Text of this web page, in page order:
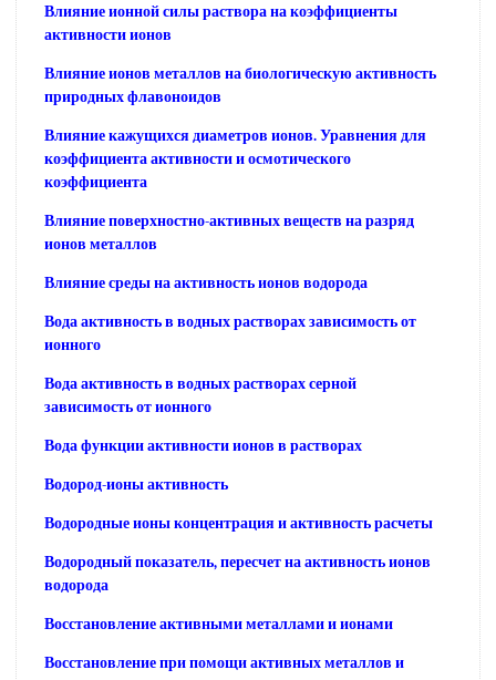
Влияние ионной силы раствора на коэффициенты
активности ионов
Влияние ионов металлов на биологическую активность
природных флавоноидов
Влияние кажущихся диаметров ионов. Уравнения для
коэффициента активности и осмотического
коэффициента
Влияние поверхностно-активных веществ на разряд
ионов металлов
Влияние среды на активность ионов водорода
Вода активность в водных растворах зависимость от
ионного
Вода активность в водных растворах серной
зависимость от ионного
Вода функции активности ионов в растворах
Водород-ионы активность
Водородные ионы концентрация и активность расчеты
Водородный показатель, пересчет на активность ионов
водорода
Восстановление активными металлами и ионами
Восстановление при помощи активных металлов и